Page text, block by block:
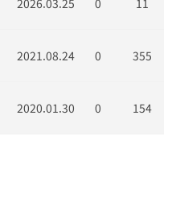
2026.03.25 0 11
2021.08.24 0 355
2020.01.30 0 154